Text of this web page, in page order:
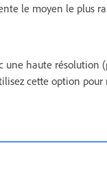
le moyen le plus
une haute résolution
cette option